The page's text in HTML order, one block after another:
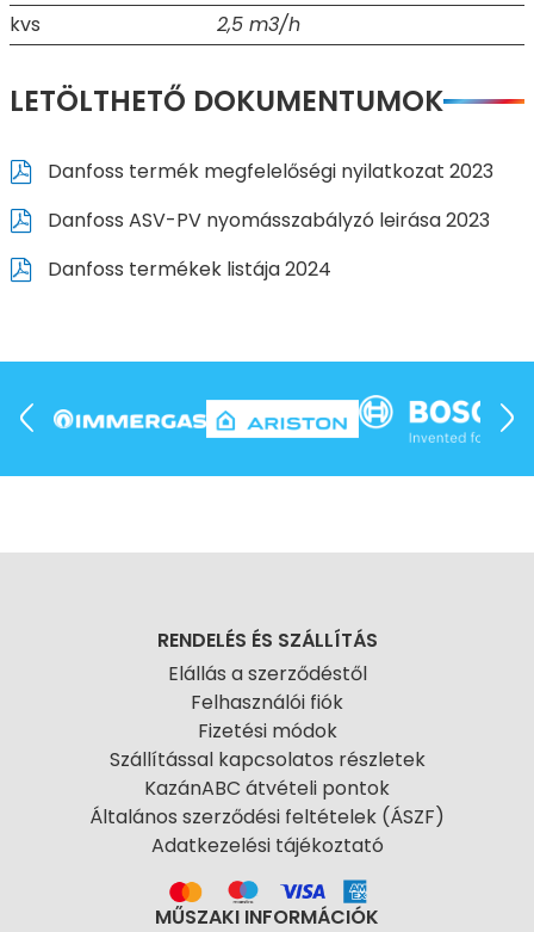
kvs
2,5 m3/h
LETÖLTHETŐ DOKUMENTUMOK
Danfoss termék megfelelőségi nyilatkozat 2023
Danfoss ASV-PV nyomásszabályzó leirása 2023
Danfoss termékek listája 2024
RENDELÉS ÉS SZÁLLÍTÁS
Elállás a szerződéstől
Felhasználói fiók
Fizetési módok
Szállítással kapcsolatos részletek
KazánABC átvételi pontok
Általános szerződési feltételek (ÁSZF)
Adatkezelési tájékoztató
MŰSZAKI INFORMÁCIÓK